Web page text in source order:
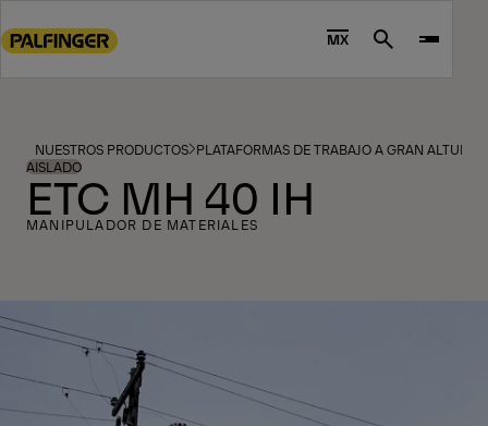
to
footer
content
MX Search
NUESTROS PRODUCTOS PLATAFORMAS DE TRABAJO A GRAN ALTURA
AISLADO
ETC MH 40 IH
MANIPULADOR DE MATERIALES